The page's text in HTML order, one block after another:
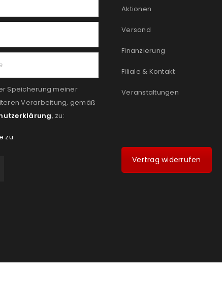
Speicherung meiner
Verarbeitung, gemäß
, zu:
zu
Aktionen
Versand
Finanzierung
Filiale & Kontakt
Veranstaltungen
Vertrag widerrufen